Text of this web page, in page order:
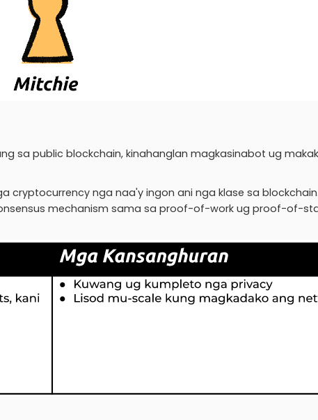
sa public blockchain, kinahanglan magkasinabot ug
cryptocurrency nga naa'y ingon ani nga klase sa
mechanism sama sa proof-of-work ug proof-of-